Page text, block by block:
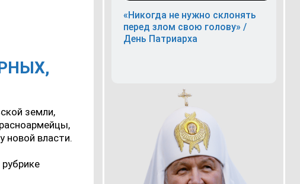
земли,
новой власти.
«Никогда не нужно склонять
перед злом свою голову» /
День Патриарха